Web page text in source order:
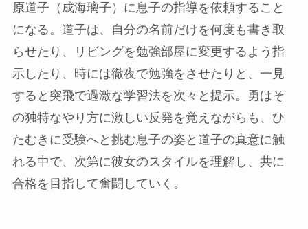
原道子（成海璃子）に息子の指導を依頼すること
になる。道子は、自分の名前だけを何度も書き取
らせたり、リビングを勉強部屋に変更するよう指
示したり、時には徹夜で勉強をさせたりと、一見
すると突飛で過激な学習法を次々と提示。勇はそ
の独特なやり方に激しい反発を覚えながらも、ひ
たむきに受験へと挑む息子の姿と道子の真意に触
れる中で、次第に彼女のスタイルを理解し、共に
合格を目指して奮闘していく。